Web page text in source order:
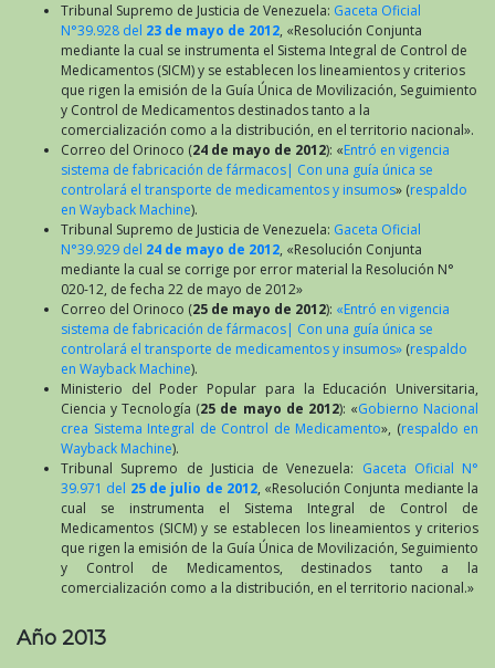
Tribunal Supremo de Justicia de Venezuela: Gaceta Oficial
N°39.928 del 23 de mayo de 2012, «Resolución Conjunta
mediante la cual se instrumenta el Sistema Integral de Control de
Medicamentos (SICM) y se establecen los lineamientos y criterios
que rigen la emisión de la Guía Única de Movilización, Seguimiento
y Control de Medicamentos destinados tanto a la
comercialización como a la distribución, en el territorio nacional».
Correo del Orinoco (24 de mayo de 2012): «Entró en vigencia
sistema de fabricación de fármacos| Con una guía única se
controlará el transporte de medicamentos y insumos» (respaldo
en Wayback Machine).
Tribunal Supremo de Justicia de Venezuela: Gaceta Oficial
N°39.929 del 24 de mayo de 2012, «Resolución Conjunta
mediante la cual se corrige por error material la Resolución N°
020-12, de fecha 22 de mayo de 2012»
Correo del Orinoco (25 de mayo de 2012): «Entró en vigencia
sistema de fabricación de fármacos| Con una guía única se
controlará el transporte de medicamentos y insumos» (respaldo
en Wayback Machine).
Ministerio del Poder Popular para la Educación Universitaria,
Ciencia y Tecnología (25 de mayo de 2012): «Gobierno Nacional
crea Sistema Integral de Control de Medicamento», (respaldo en
Wayback Machine).
Tribunal Supremo de Justicia de Venezuela: Gaceta Oficial N°
39.971 del 25 de julio de 2012, «Resolución Conjunta mediante la
cual se instrumenta el Sistema Integral de Control de
Medicamentos (SICM) y se establecen los lineamientos y criterios
que rigen la emisión de la Guía Única de Movilización, Seguimiento
y Control de Medicamentos, destinados tanto a la
comercialización como a la distribución, en el territorio nacional.»
Año 2013